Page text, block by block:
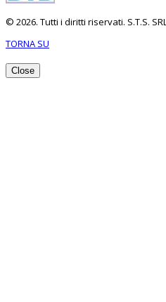
© 2026. Tutti i diritti riservati. S.T.S.
TORNA SU
Close